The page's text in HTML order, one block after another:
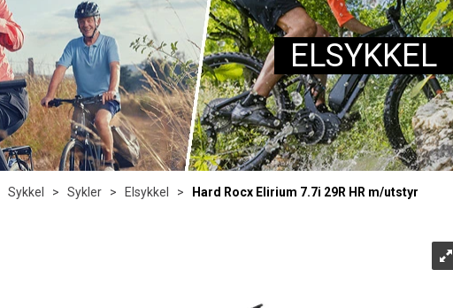
ELSYKKEL
Sykkel > Sykler > Elsykkel > Hard Rocx Elirium 7.7i 29R HR m/utstyr